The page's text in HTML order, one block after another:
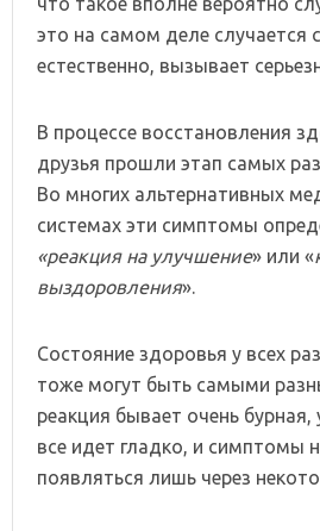
это на самом деле случается
естественно, вызывает
В процессе восстановления
друзья прошли этап самых
Во многих альтернативных
системах эти симптомы
«реакция на улучшение» или «
выздоровления».
Состояние здоровья у всех
тоже могут быть самыми
реакция бывает очень бурная,
все идет гладко, и симптомы
появляться лишь через